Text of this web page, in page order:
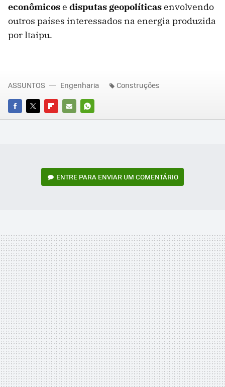
econômicose disputas geopolíticasenvolvendo
outros países interessados na energia produzida
por Itaipu.
FACEBOOK
TWITTERFLIPBOARD
E-
WHATSAPP
ASSUNTOS Engenharia Construções
ENTRE PARA ENVIAR UM COMENTÁRIO